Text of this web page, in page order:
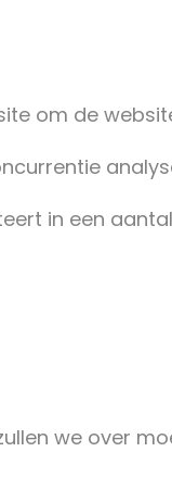
om de
in een
we over